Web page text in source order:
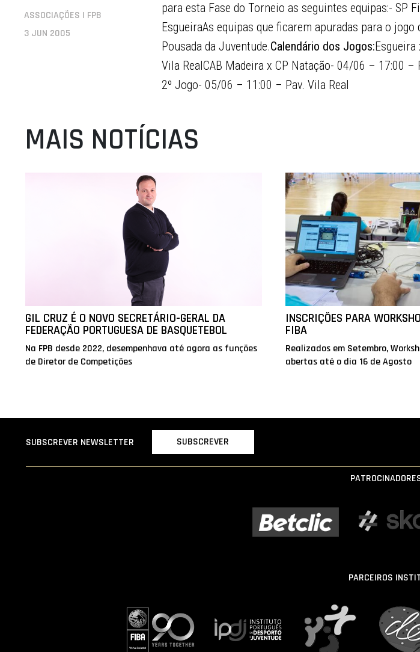
ASSOCIAÇÕES | FPB
3 JUN 2005
para esta Fase do Torneio as seguintes equipas:- SP
EsgueiraAs equipas que ficarem apuradas para o
Pousada da Juventude.Calendário dos Jogos:
Vila RealCAB Madeira x CP Natação- 04/06 – 17:00 –
2º Jogo- 05/06 – 11:00 – Pav. Vila Real
MAIS NOTÍCIAS
GIL CRUZ É O NOVO SECRETÁRIO-GERAL DA
FEDERAÇÃO PORTUGUESA DE BASQUETEBOL
Na FPB desde 2022, desempenhava até agora as funções
de Diretor de Competições
INSCRIÇÕES PARA
FIBA
Realizados em Setembro,
abertas até o dia 16 de Agosto
SUBSCREVER NEWSLETTER SUBSCREVER
PARCEIROS